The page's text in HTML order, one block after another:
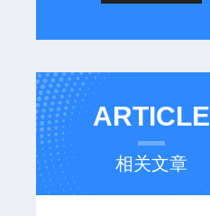
ARTICLE
相关文章